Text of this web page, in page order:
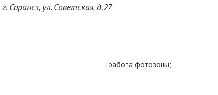
г. Саранск, ул. Советская, д.27
- работа фотозоны;